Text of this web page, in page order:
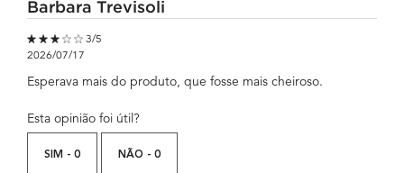
Barbara Trevisoli
3 out of 5 stars.
3/5
2026/07/17
Esperava mais do produto, que fosse mais cheiroso.
Esta opinião foi útil?
SIM - 0 NÃO - 0